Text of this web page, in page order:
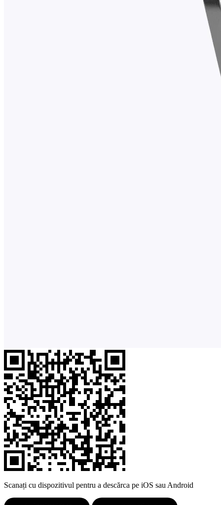
Scanați cu dispozitivul pentru a descărca pe iOS sau Android